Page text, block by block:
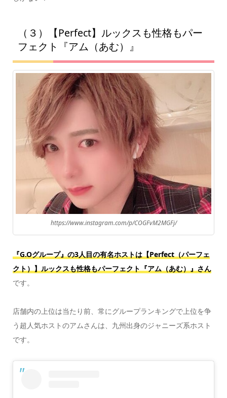
（３）【Perfect】ルックスも性格もパー
フェクト『アム（あむ）』
https://www.instagram.com/p/COGFvM2MGFj/
『G.Oグループ』の3人目の有名ホストは【Perfect（パーフェ
クト）】ルックスも性格もパーフェクト『アム（あむ）』さん
です。
店舗内の上位は当たり前、常にグループランキングで上位を争
う超人気ホストのアムさんは、九州出身のジャニーズ系ホスト
です。